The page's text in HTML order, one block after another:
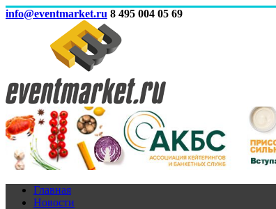
info@eventmarket.ru 8 495 004 05 69
Главная
Новости